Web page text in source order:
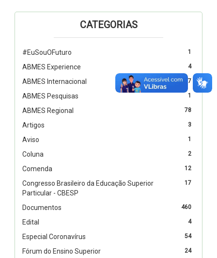
CATEGORIAS
1
#EuSouOFuturo
4
ABMES Experience
67
ABMES Internacional
1
ABMES Pesquisas
78
ABMES Regional
3
Artigos
1
Aviso
2
Coluna
12
Comenda
17
Congresso Brasileiro da Educação Superior
Particular - CBESP
460
Documentos
4
Edital
54
Especial Coronavírus
24
Fórum do Ensino Superior